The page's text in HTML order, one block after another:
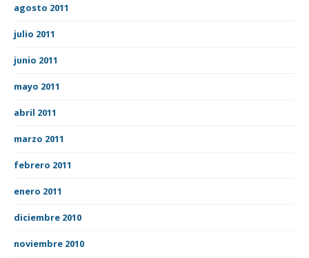
agosto 2011
julio 2011
junio 2011
mayo 2011
abril 2011
marzo 2011
febrero 2011
enero 2011
diciembre 2010
noviembre 2010